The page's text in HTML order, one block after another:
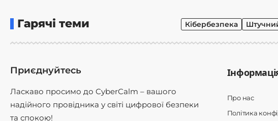
Гарячі теми Кібербезпека
Приєднуйтесь
Ласкаво просимо до CyberCalm – вашого
надійного провідника у світі цифрової безпеки
та спокою!
Про нас
Політика